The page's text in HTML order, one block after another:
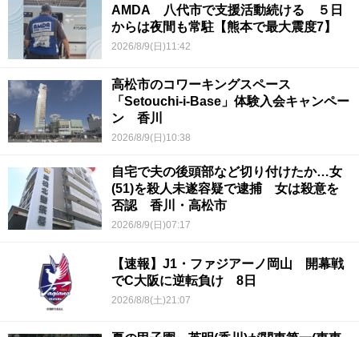
AMDA 八代市で支援活動続ける ５日
からは夜間も常駐【熊本で最大震度7】
2026/8/9(日)11:42
高松市のコワーキングスペース
「Setouchi-i-Base」体験入会キャンペー
ン 香川
2026/8/9(日)10:38
自宅で夫の後頭部など切り付けたか…女
(51)を殺人未遂容疑で逮捕 女は殺意を
否認 香川・高松市
2026/8/9(日)07:17
【速報】J1・ファジアーノ岡山 開幕戦
でC大阪に逆転負け 8日
2026/8/8(土)21:07